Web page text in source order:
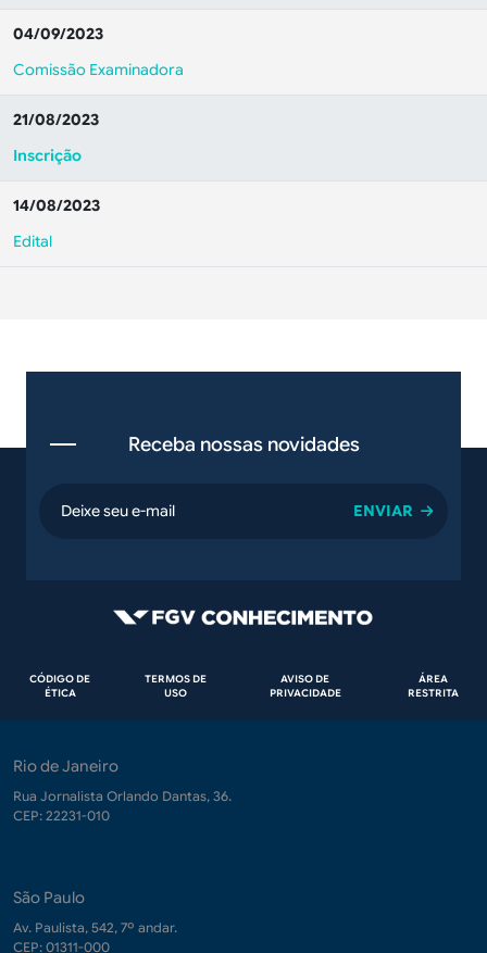
04/09/2023
Comissão Examinadora
21/08/2023
Inscrição
14/08/2023
Edital
Receba nossas novidades
email
Rodapé
CÓDIGO DE
ÉTICA
TERMOS DE
USO
AVISO DE
PRIVACIDADE
ÁREA
RESTRITA
Rio de Janeiro
Rua Jornalista Orlando Dantas, 36.
CEP: 22231-010
São Paulo
Av. Paulista, 542, 7º andar.
CEP: 01311-000